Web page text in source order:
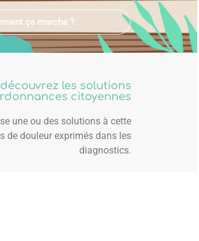
ça marche ?
les solutions
citoyennes
une ou des solutions à cette
de douleur exprimés dans les
diagnostics.